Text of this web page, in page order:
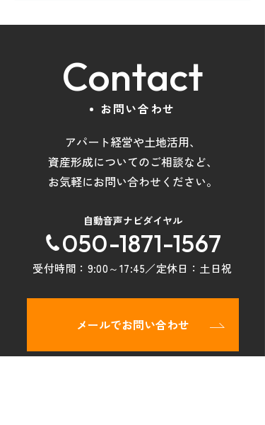
Contact
お問い合わせ
アパート経営や土地活用、
資産形成についてのご相談など、
お気軽にお問い合わせください。
自動音声ナビダイヤル
050-1871-1567
受付時間： 9:00～17:45／定休日： 土日祝
メールでお問い合わせ